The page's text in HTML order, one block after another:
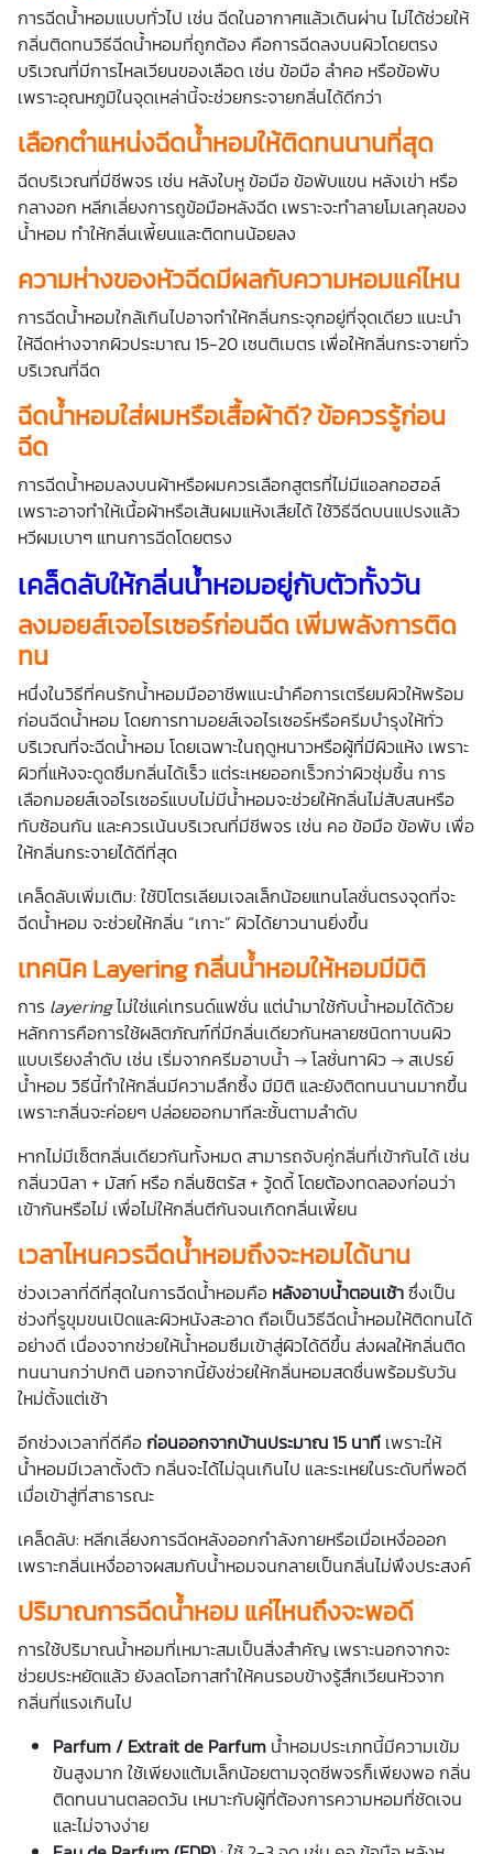
การฉีดน้ำหอมแบบทั่วไป เช่น ฉีดในอากาศแล้วเดินผ่าน ไม่ได้ช่วยให้
กลิ่นติดทนวิธีฉีดน้ำหอมที่ถูกต้อง คือการฉีดลงบนผิวโดยตรง
บริเวณที่มีการไหลเวียนของเลือด เช่น ข้อมือ ลำคอ หรือข้อพับ
เพราะอุณหภูมิในจุดเหล่านี้จะช่วยกระจายกลิ่นได้ดีกว่า
เลือกตำแหน่งฉีดน้ำหอมให้ติดทนนานที่สุด
ฉีดบริเวณที่มีชีพจร เช่น หลังใบหู ข้อมือ ข้อพับแขน หลังเข่า หรือ
กลางอก หลีกเลี่ยงการถูข้อมือหลังฉีด เพราะจะทำลายโมเลกุลของ
น้ำหอม ทำให้กลิ่นเพี้ยนและติดทนน้อยลง
ความห่างของหัวฉีดมีผลกับความหอมแค่ไหน
การฉีดน้ำหอมใกล้เกินไปอาจทำให้กลิ่นกระจุกอยู่ที่จุดเดียว แนะนำ
ให้ฉีดห่างจากผิวประมาณ 15-20 เซนติเมตร เพื่อให้กลิ่นกระจายทั่ว
บริเวณที่ฉีด
ฉีดน้ำหอมใส่ผมหรือเสื้อผ้าดี? ข้อควรรู้ก่อน
ฉีด
การฉีดน้ำหอมลงบนผ้าหรือผมควรเลือกสูตรที่ไม่มีแอลกอฮอล์
เพราะอาจทำให้เนื้อผ้าหรือเส้นผมแห้งเสียได้ ใช้วิธีฉีดบนแปรงแล้ว
หวีผมเบาๆ แทนการฉีดโดยตรง
เคล็ดลับให้กลิ่นน้ำหอมอยู่กับตัวทั้งวัน
ลงมอยส์เจอไรเซอร์ก่อนฉีด เพิ่มพลังการติด
ทน
หนึ่งในวิธีที่คนรักน้ำหอมมืออาชีพแนะนำคือการเตรียมผิวให้พร้อม
ก่อนฉีดน้ำหอม โดยการทามอยส์เจอไรเซอร์หรือครีมบำรุงให้ทั่ว
บริเวณที่จะฉีดน้ำหอม โดยเฉพาะในฤดูหนาวหรือผู้ที่มีผิวแห้ง เพราะ
ผิวที่แห้งจะดูดซึมกลิ่นได้เร็ว แต่ระเหยออกเร็วกว่าผิวชุ่มชื้น การ
เลือกมอยส์เจอไรเซอร์แบบไม่มีน้ำหอมจะช่วยให้กลิ่นไม่สับสนหรือ
ทับซ้อนกัน และควรเน้นบริเวณที่มีชีพจร เช่น คอ ข้อมือ ข้อพับ เพื่อ
ให้กลิ่นกระจายได้ดีที่สุด
เคล็ดลับเพิ่มเติม: ใช้ปิโตรเลียมเจลเล็กน้อยแทนโลชั่นตรงจุดที่จะ
ฉีดน้ำหอม จะช่วยให้กลิ่น “เกาะ” ผิวได้ยาวนานยิ่งขึ้น
เทคนิค Layering กลิ่นน้ำหอมให้หอมมีมิติ
การ layeringไม่ใช่แค่เทรนด์แฟชั่น แต่นำมาใช้กับน้ำหอมได้ด้วย
หลักการคือการใช้ผลิตภัณฑ์ที่มีกลิ่นเดียวกันหลายชนิดทาบนผิว
แบบเรียงลำดับ เช่น เริ่มจากครีมอาบน้ำ → โลชั่นทาผิว → สเปรย์
น้ำหอม วิธีนี้ทำให้กลิ่นมีความลึกซึ้ง มีมิติ และยังติดทนนานมากขึ้น
เพราะกลิ่นจะค่อยๆ ปล่อยออกมาทีละชั้นตามลำดับ
หากไม่มีเซ็ตกลิ่นเดียวกันทั้งหมด สามารถจับคู่กลิ่นที่เข้ากันได้ เช่น
กลิ่นวนิลา + มัสก์ หรือ กลิ่นซิตรัส + วู้ดดี้ โดยต้องทดลองก่อนว่า
เข้ากันหรือไม่ เพื่อไม่ให้กลิ่นตีกันจนเกิดกลิ่นเพี้ยน
เวลาไหนควรฉีดน้ำหอมถึงจะหอมได้นาน
ช่วงเวลาที่ดีที่สุดในการฉีดน้ำหอมคือ หลังอาบน้ำตอนเช้าซึ่งเป็น
ช่วงที่รูขุมขนเปิดและผิวหนังสะอาด ถือเป็นวิธีฉีดน้ำหอมให้ติดทนได้
อย่างดี เนื่องจากช่วยให้น้ำหอมซึมเข้าสู่ผิวได้ดีขึ้น ส่งผลให้กลิ่นติด
ทนนานกว่าปกติ นอกจากนี้ยังช่วยให้กลิ่นหอมสดชื่นพร้อมรับวัน
ใหม่ตั้งแต่เช้า
อีกช่วงเวลาที่ดีคือก่อนออกจากบ้านประมาณ 15 นาที เพราะให้
น้ำหอมมีเวลาตั้งตัว กลิ่นจะได้ไม่ฉุนเกินไป และระเหยในระดับที่พอดี
เมื่อเข้าสู่ที่สาธารณะ
เคล็ดลับ: หลีกเลี่ยงการฉีดหลังออกกำลังกายหรือเมื่อเหงื่อออก
เพราะกลิ่นเหงื่ออาจผสมกับน้ำหอมจนกลายเป็นกลิ่นไม่พึงประสงค์
ปริมาณการฉีดน้ำหอม แค่ไหนถึงจะพอดี
การใช้ปริมาณน้ำหอมที่เหมาะสมเป็นสิ่งสำคัญ เพราะนอกจากจะ
ช่วยประหยัดแล้ว ยังลดโอกาสทำให้คนรอบข้างรู้สึกเวียนหัวจาก
กลิ่นที่แรงเกินไป
Parfum / Extrait de Parfum น้ำหอมประเภทนี้มีความเข้ม
ข้นสูงมาก ใช้เพียงแต้มเล็กน้อยตามจุดชีพจรก็เพียงพอ กลิ่น
ติดทนนานตลอดวัน เหมาะกับผู้ที่ต้องการความหอมที่ชัดเจน
และไม่จางง่าย